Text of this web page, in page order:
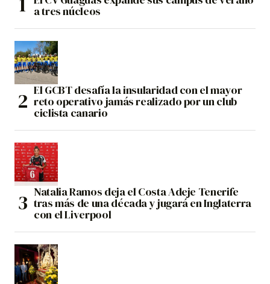
a tres núcleos
El GCBT desafía la insularidad con el mayor
reto operativo jamás realizado por un club
ciclista canario
Natalia Ramos deja el Costa Adeje Tenerife
tras más de una década y jugará en Inglaterra
con el Liverpool